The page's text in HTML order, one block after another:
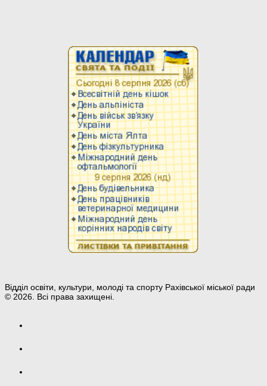
Відділ освіти, культури, молоді та спорту Рахівської міської ради
© 2026. Всі права захищені.